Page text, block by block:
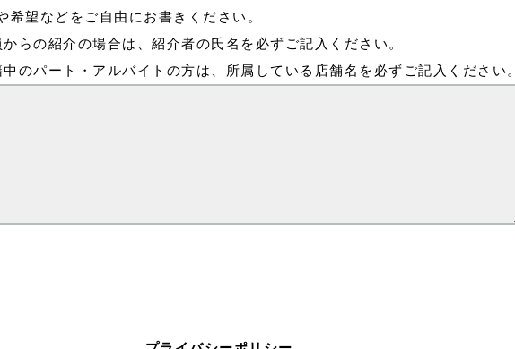
希望などをご自由にお書きください。
らの紹介の場合は、紹介者の氏名を必ずご記入ください。
のパート・アルバイトの方は、所属している店舗名を必ずご記入ください。